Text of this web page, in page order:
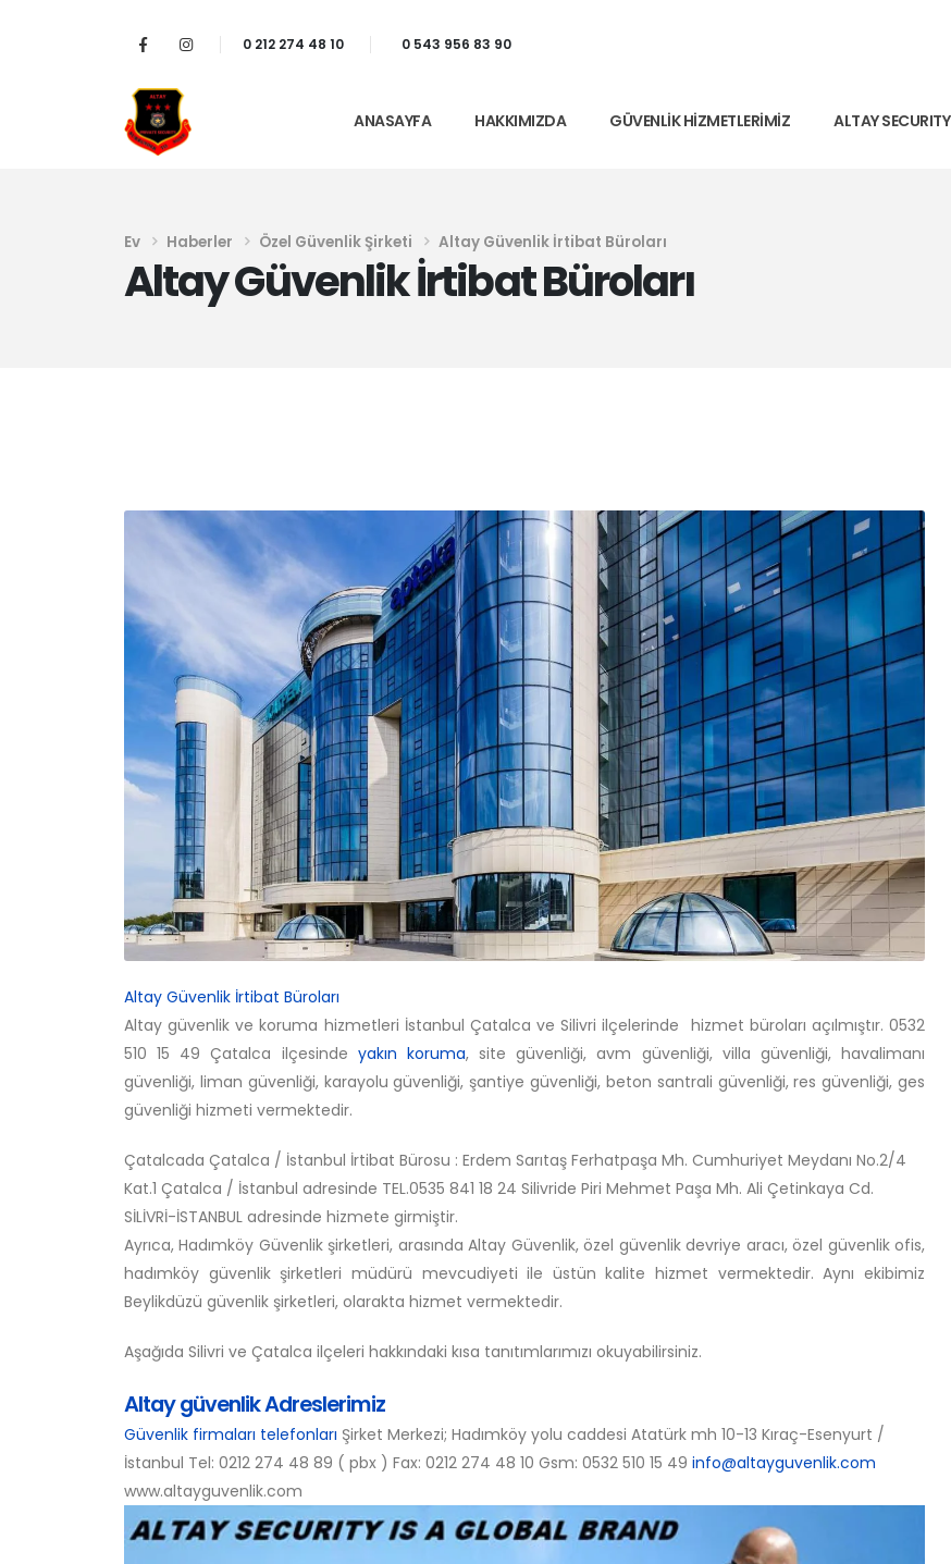
0 212 274 48 10 0 543 956 83 90
ANASAYFA HAKKIMIZDA GÜVENLIK HIZMETLERIMIZ ALTAY SECURITY
Ev Haberler Özel Güvenlik Şirketi Altay Güvenlik İrtibat Büroları
Altay Güvenlik İrtibat Büroları
Altay Güvenlik İrtibat Büroları
Altay güvenlik ve koruma hizmetleri İstanbul Çatalca ve Silivri ilçelerinde hizmet büroları açılmıştır. 0532
510 15 49 Çatalca ilçesinde yakın koruma, site güvenliği, avm güvenliği, villa güvenliği, havalimanı
güvenliği, liman güvenliği, karayolu güvenliği, şantiye güvenliği, beton santrali güvenliği, res güvenliği, ges
güvenliği hizmeti vermektedir.
Çatalcada Çatalca / İstanbul İrtibat Bürosu : Erdem Sarıtaş Ferhatpaşa Mh. Cumhuriyet Meydanı No.2/4
Kat.1 Çatalca / İstanbul adresinde TEL.0535 841 18 24 Silivride Piri Mehmet Paşa Mh. Ali Çetinkaya Cd.
SİLİVRİ-İSTANBUL adresinde hizmete girmiştir.
Ayrıca, Hadımköy Güvenlik şirketleri, arasında Altay Güvenlik, özel güvenlik devriye aracı, özel güvenlik ofis,
hadımköy güvenlik şirketleri müdürü mevcudiyeti ile üstün kalite hizmet vermektedir. Aynı ekibimiz
Beylikdüzü güvenlik şirketleri, olarakta hizmet vermektedir.
Aşağıda Silivri ve Çatalca ilçeleri hakkındaki kısa tanıtımlarımızı okuyabilirsiniz.
Altay güvenlik Adreslerimiz
Güvenlik firmaları telefonları Şirket Merkezi; Hadımköy yolu caddesi Atatürk mh 10-13 Kıraç-Esenyurt /
İstanbul Tel: 0212 274 48 89 ( pbx ) Fax: 0212 274 48 10 Gsm: 0532 510 15 49 info@altayguvenlik.com
www.altayguvenlik.com